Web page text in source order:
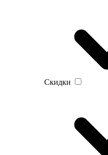
Скидки